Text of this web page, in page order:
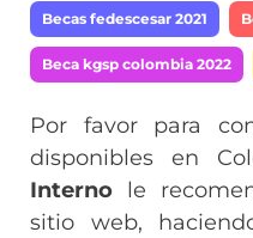
Becas fedescesar 2021
Beca kgsp colombia 2022
Por favor para
disponibles en
Interno le
sitio web,